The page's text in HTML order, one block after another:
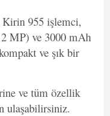
Kirin 955 işlemci,
MP) ve 3000 mAh
ve şık bir
ve tüm özellik
ulaşabilirsiniz.